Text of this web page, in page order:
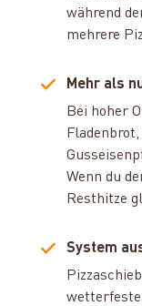
während
mehrere
Mehr als
Bei hoher
Wenn du
Resthitze
System
wetterfeste